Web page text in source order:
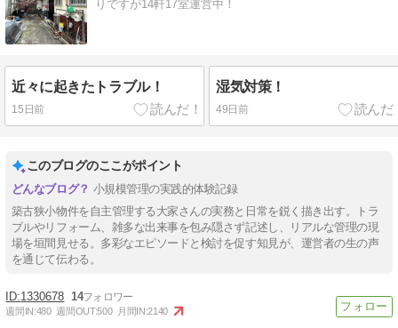
りですが14軒17室運営中！
近々に起きたトラブル！
15日前
湿気対策！
49日前
このブログのここがポイント
小規模管理の実践的体験記録
築古狭小物件を自主管理する大家さんの実務と日常を鋭く描き出す。トラ
ブルやリフォーム、雑多な出来事を包み隠さず記述し、リアルな管理の現
場を垣間見せる。多彩なエピソードと検討を促す知見が、運営者の生の声
を通じて伝わる。
1330678 14
週間IN:480 週間OUT:500 月間IN:2140